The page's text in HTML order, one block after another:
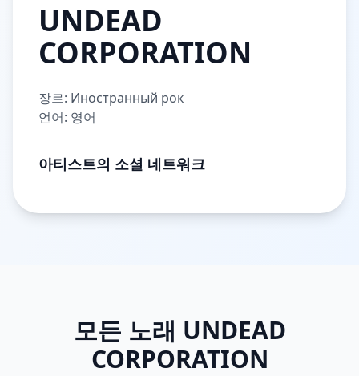
UNDEAD
CORPORATION
장르: Иностранный рок
언어: 영어
아티스트의 소셜 네트워크
모든 노래 UNDEAD
CORPORATION